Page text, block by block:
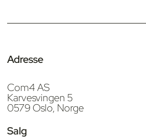
Adresse
Com4 AS
Karvesvingen 5
0579 Oslo, Norge
Salg